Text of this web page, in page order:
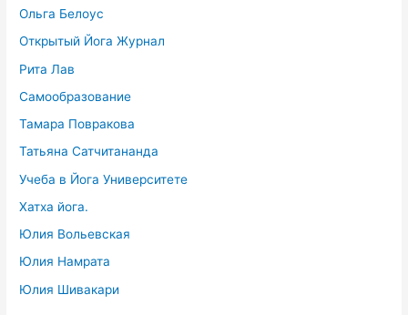
Ольга Белоус
Открытый Йога Журнал
Рита Лав
Самообразование
Тамара Повракова
Татьяна Сатчитананда
Учеба в Йога Университете
Хатха йога.
Юлия Вольевская
Юлия Намрата
Юлия Шивакари